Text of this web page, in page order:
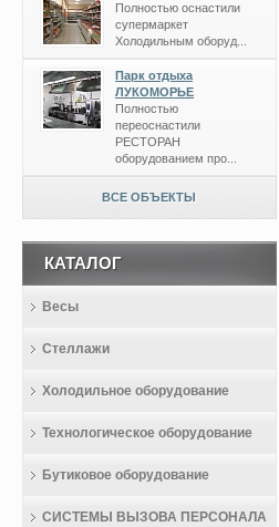
Полностью оснастили
супермаркет
Холодильным оборуд...
Парк отдыха
ЛУКОМОРЬЕ
Полностью
переоснастили
РЕСТОРАН
оборудованием про...
ВСЕ ОБЪЕКТЫ
КАТАЛОГ
Весы
Стеллажи
Холодильное оборудование
Технологическое оборудование
Бутиковое оборудование
СИСТЕМЫ ВЫЗОВА ПЕРСОНАЛА